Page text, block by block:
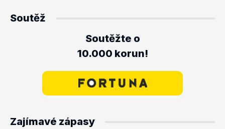
Soutěž
Soutěžte o
10.000 korun!
Zajímavé zápasy